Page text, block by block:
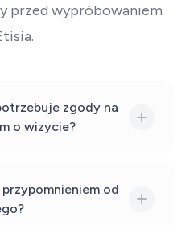
przed wypróbowaniem
zgody na
o wizycie?
od